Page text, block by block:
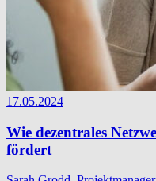
17.05.2024
Wie dezentrales
fördert